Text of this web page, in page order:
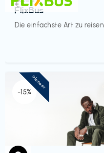
FlixBus
Die einfachste Art zu reisen
€‎
-15%
Pioneer